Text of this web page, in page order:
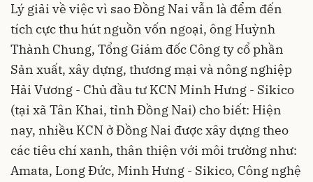
Lý giải về việc vì sao Đồng Nai vẫn là đểm đến
tích cực thu hút nguồn vốn ngoại, ông Huỳnh
Thành Chung, Tổng Giám đốc Công ty cổ phần
Sản xuất, xây dựng, thương mại và nông nghiệp
Hải Vương - Chủ đầu tư KCN Minh Hưng - Sikico
(tại xã Tân Khai, tỉnh Đồng Nai) cho biết: Hiện
nay, nhiều KCN ở Đồng Nai được xây dựng theo
các tiêu chí xanh, thân thiện với môi trường như:
Amata, Long Đức, Minh Hưng - Sikico, Công nghệ